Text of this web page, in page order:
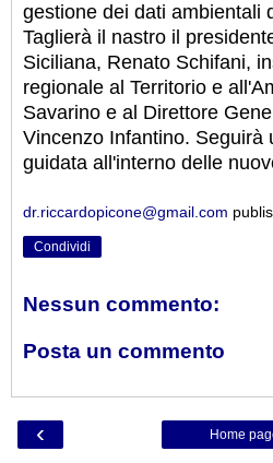
gestione dei dati ambientali
Taglierà il nastro il
Siciliana, Renato Schifani,
regionale al Territorio e
Savarino e al Direttore
Vincenzo Infantino. Seguirà
guidata all'interno delle
dr.riccardopicone@gmail.com
Condividi
Nessun commento:
Posta un commento
‹ Home